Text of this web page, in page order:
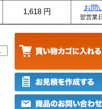
1,618 円 お問
翌営業